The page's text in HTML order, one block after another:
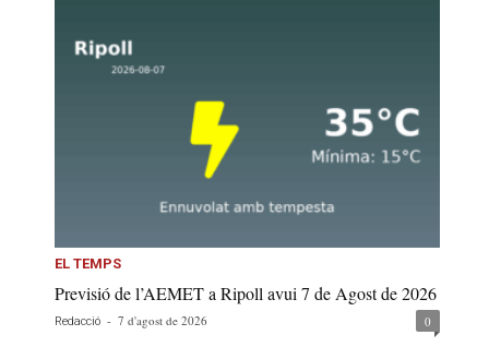
EL TEMPS
Previsió de l’AEMET a Ripoll avui 7 de Agost de 2026
Redacció - 7 d'agost de 2026 0